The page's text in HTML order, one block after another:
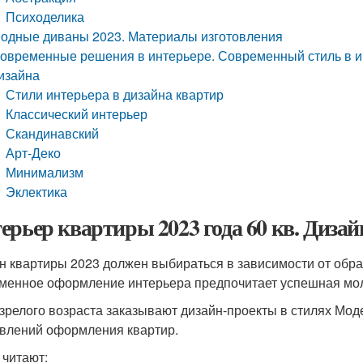
Психоделика
диваны 2023. Материалы изготовления
решения в интерьере. Современный стиль в
Стили интерьера в дизайна квартир
Классический интерьер
Скандинавский
Арт-Деко
Минимализм
Эклектика
квартиры 2023 года 60 кв.
квартиры 2023 должен выбираться в зависимости от
оформление интерьера предпочитает успешная
возраста заказывают дизайн-проекты в стилях
оформления квартир.